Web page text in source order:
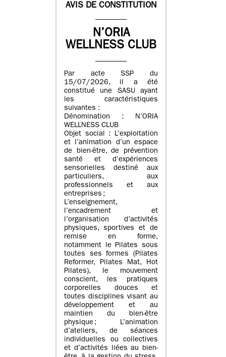
AVIS DE CONSTITUTION
N’ORIA
WELLNESS CLUB
Par acte SSP du
15/07/2026, il a été
constitué une SASU ayant
les caractéristiques
suivantes :
Dénomination : N’ORIA
WELLNESS CLUB
Objet social : L’exploitation
et l’animation d’un espace
de bien-être, de prévention
santé et d’expériences
sensorielles destiné aux
particuliers, aux
professionnels et aux
entreprises ;
L’enseignement,
l’encadrement et
l’organisation d’activités
physiques, sportives et de
remise en forme,
notamment le Pilates sous
toutes ses formes (Pilates
Reformer, Pilates Mat, Hot
Pilates), le mouvement
conscient, les pratiques
corporelles douces et
toutes disciplines visant au
développement et au
maintien du bien-être
physique ; L’animation
d’ateliers, de séances
individuelles ou collectives
et d’activités liées au bien-